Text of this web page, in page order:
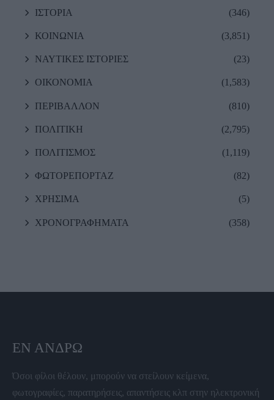
ΙΣΤΟΡΙΑ (346)
ΚΟΙΝΩΝΙΑ (3,851)
ΝΑΥΤΙΚΕΣ ΙΣΤΟΡΙΕΣ (23)
ΟΙΚΟΝΟΜΙΑ (1,583)
ΠΕΡΙΒΑΛΛΟΝ (810)
ΠΟΛΙΤΙΚΗ (2,795)
ΠΟΛΙΤΙΣΜΟΣ (1,119)
ΦΩΤΟΡΕΠΟΡΤΑΖ (82)
ΧΡΗΣΙΜΑ (5)
ΧΡΟΝΟΓΡΑΦΗΜΑΤΑ (358)
ΕΝ ΆΝΔΡΩ
Όσοι φίλοι θέλουν, μπορούν να στείλουν κείμενα,
φωτογραφίες, παρατηρήσεις, απαντήσεις κλπ στην ηλεκτρονική